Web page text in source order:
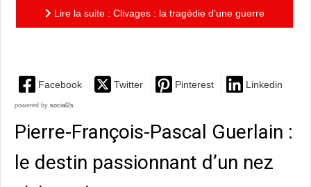
Lire la suite : Clivages : la tragédie d’une guerre
Facebook Twitter Pinterest Linkedin
powered by social2s
Pierre-François-Pascal Guerlain :
le destin passionnant d’un nez